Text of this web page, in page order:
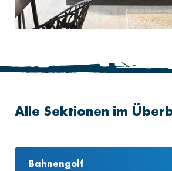
Alle Sektionen im
Bahnengolf